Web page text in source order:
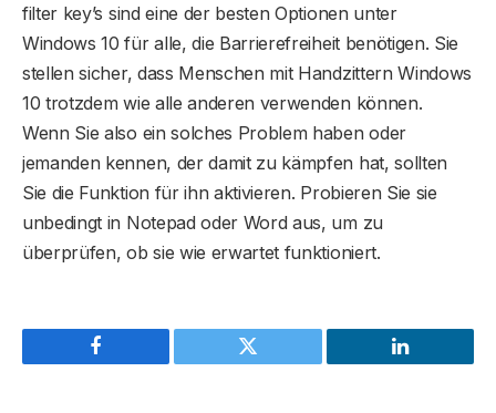
filter key’s sind eine der besten Optionen unter
Windows 10 für alle, die Barrierefreiheit benötigen. Sie
stellen sicher, dass Menschen mit Handzittern Windows
10 trotzdem wie alle anderen verwenden können.
Wenn Sie also ein solches Problem haben oder
jemanden kennen, der damit zu kämpfen hat, sollten
Sie die Funktion für ihn aktivieren. Probieren Sie sie
unbedingt in Notepad oder Word aus, um zu
überprüfen, ob sie wie erwartet funktioniert.
Facebook Twitter LinkedIn